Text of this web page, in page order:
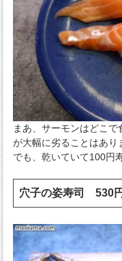
まあ、サーモンはどこ
が大幅に劣ることはあり
でも、乾いていて100円
穴子の姿寿司